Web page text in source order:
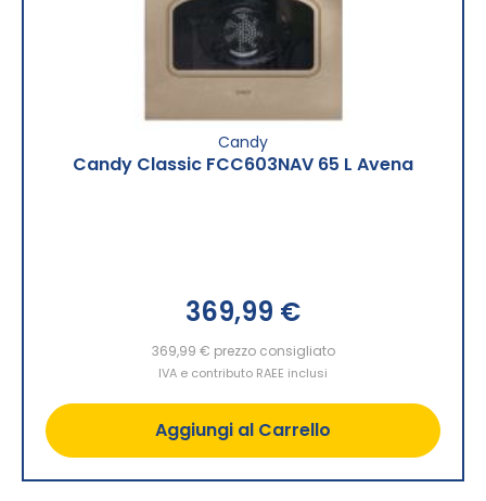
Candy
Candy Classic FCC603NAV 65 L Avena
369,99 €
369,99 € prezzo consigliato
IVA e contributo RAEE inclusi
Aggiungi al Carrello